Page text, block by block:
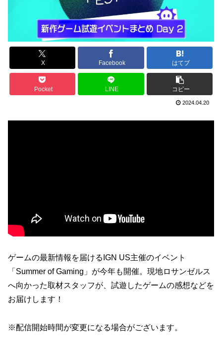
X Facebook はてブ
Pocket LINE コピー
2024.04.20
ゲームの最新情報を届けるIGN US主催のイベント
「Summer of Gaming」が今年も開催。現地ロサンゼルス
へ向かった取材スタッフが、試遊したゲームの感想などを
お届けします！
※配信開始時間が変更になる場合がございます。